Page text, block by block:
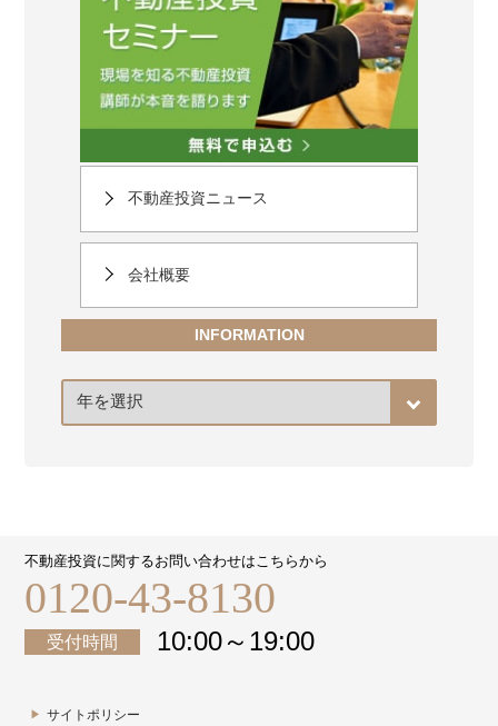
不動産投資ニュース
会社概要
INFORMATION
ア
カ
不動産投資に関するお問い合わせはこちらから
0120-43-8130
受付時間 10:00～19:00
サイトポリシー